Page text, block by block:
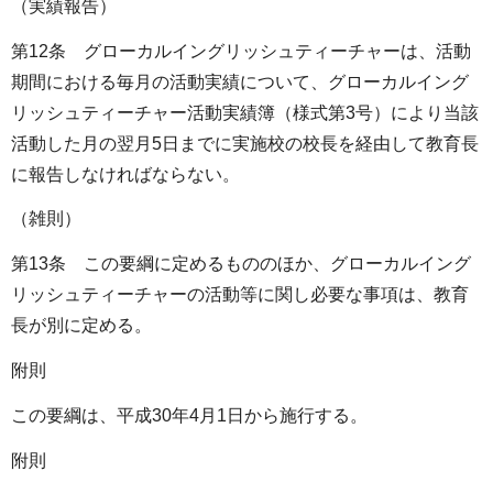
（実績報告）
第12条 グローカルイングリッシュティーチャーは、活動
期間における毎月の活動実績について、グローカルイング
リッシュティーチャー活動実績簿（様式第3号）により当該
活動した月の翌月5日までに実施校の校長を経由して教育長
に報告しなければならない。
（雑則）
第13条 この要綱に定めるもののほか、グローカルイング
リッシュティーチャーの活動等に関し必要な事項は、教育
長が別に定める。
附則
この要綱は、平成30年4月1日から施行する。
附則